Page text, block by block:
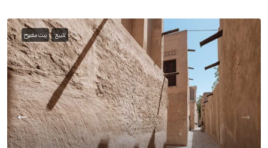
للبيع بيت مفتوح